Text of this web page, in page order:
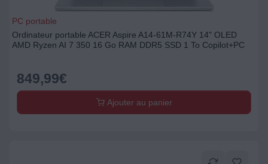
PC portable
Ordinateur portable ACER Aspire A14-61M-R74Y 14" OLED
AMD Ryzen AI 7 350 16 Go RAM DDR5 SSD 1 To Copilot+PC
849,99€
Ajouter au panier